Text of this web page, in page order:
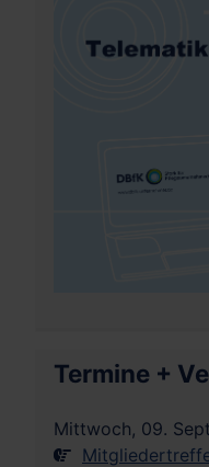
Termine +
Mittwoch, 09.